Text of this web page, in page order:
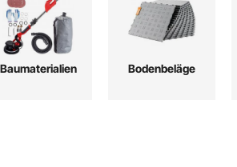
Baumaterialien Bodenbeläge